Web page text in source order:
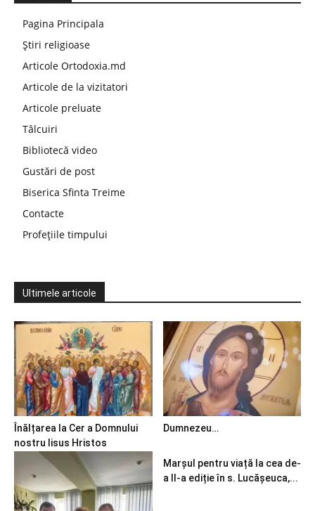
Pagina Principala
Știri religioase
Articole Ortodoxia.md
Articole de la vizitatori
Articole preluate
Tâlcuiri
Bibliotecă video
Gustări de post
Biserica Sfinta Treime
Contacte
Profețiile timpului
Ultimele articole
Înălțarea la Cer a Domnului
nostru Iisus Hristos
Dumnezeu…
Marșul pentru viață la cea de-
a II-a ediție în s. Lucășeuca,...